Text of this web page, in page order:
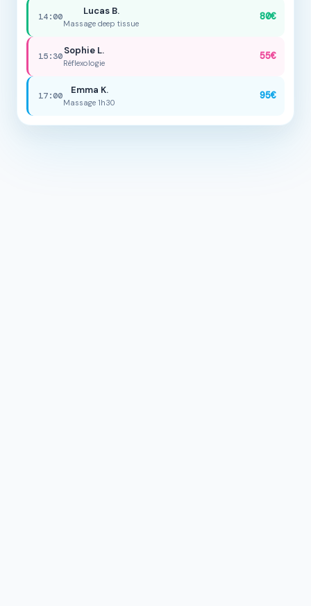
14:00 Lucas B.
Massage deep tissue
80€
15:30Sophie L.
Réflexologie
55€
17:00 Emma K.
Massage 1h30
95€